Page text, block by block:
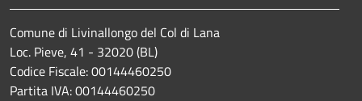
Comune di Livinallongo del Col di Lana
Loc. Pieve, 41 - 32020 (BL)
Codice Fiscale: 00144460250
Partita IVA: 00144460250